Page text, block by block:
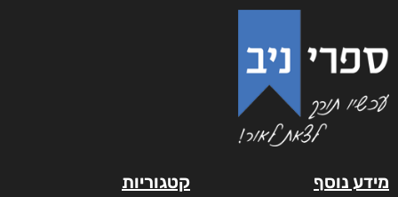
מידע נוסף קטגוריות